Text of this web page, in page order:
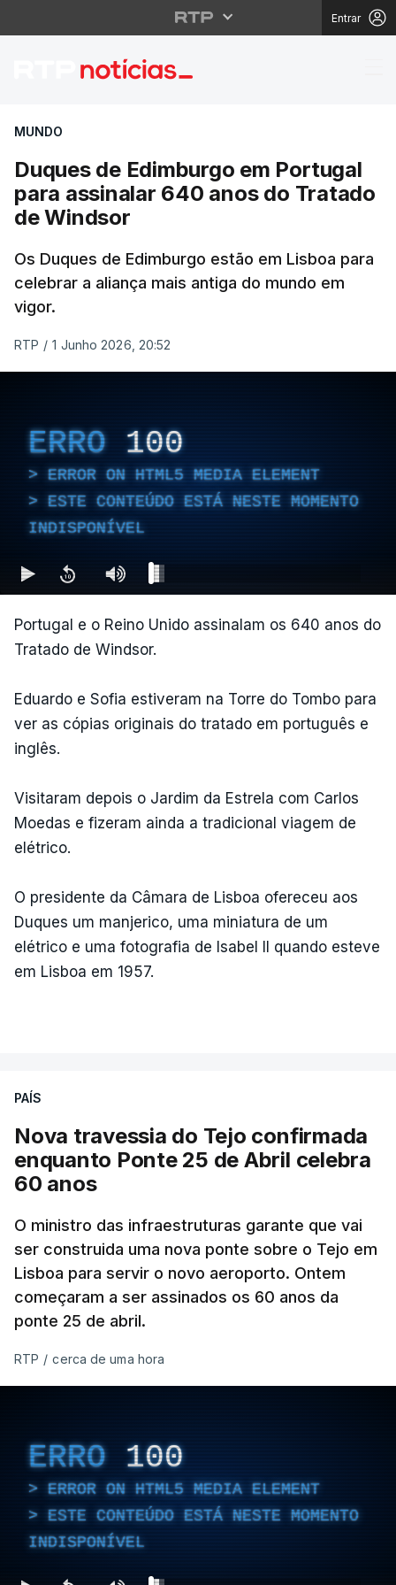
Entrar
Duques de
MUNDO
Duques de Edimburgo em Portugal
para assinalar 640 anos do Tratado
de Windsor
Os Duques de Edimburgo estão em Lisboa para
celebrar a aliança mais antiga do mundo em
vigor.
RTP / 1 Junho 2026, 20:52
ERRO 100
ERROR ON HTML5 MEDIA ELEMENT
ESTE CONTEÚDO ESTÁ NESTE MOMENTO
INDISPONÍVEL
Portugal e o Reino Unido assinalam os 640 anos do
Tratado de Windsor.
Eduardo e Sofia estiveram na Torre do Tombo para
ver as cópias originais do tratado em português e
inglês.
Visitaram depois o Jardim da Estrela com Carlos
Moedas e fizeram ainda a tradicional viagem de
elétrico.
O presidente da Câmara de Lisboa ofereceu aos
Duques um manjerico, uma miniatura de um
elétrico e uma fotografia de Isabel II quando esteve
em Lisboa em 1957.
PAÍS
Nova travessia do Tejo confirmada
enquanto Ponte 25 de Abril celebra
60 anos
O ministro das infraestruturas garante que vai
ser construida uma nova ponte sobre o Tejo em
Lisboa para servir o novo aeroporto. Ontem
começaram a ser assinados os 60 anos da
ponte 25 de abril.
RTP / cerca de uma hora
ERRO 100
ERROR ON HTML5 MEDIA ELEMENT
ESTE CONTEÚDO ESTÁ NESTE MOMENTO
INDISPONÍVEL